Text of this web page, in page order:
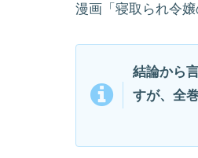
漫画「寝取られ令
結論から
すが、全